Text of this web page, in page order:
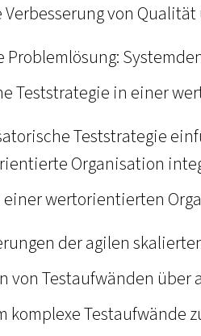
von Qualität
Teststrategie in einer
Teststrategie
Organisation
einer wertorientierten
der agilen
von Testaufwänden über
komplexe Testaufwände